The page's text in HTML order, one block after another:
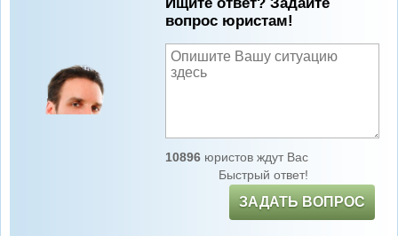
вопрос юристам!
10896юристов ждут Вас
Быстрый ответ!
ЗАДАТЬ ВОПРОС